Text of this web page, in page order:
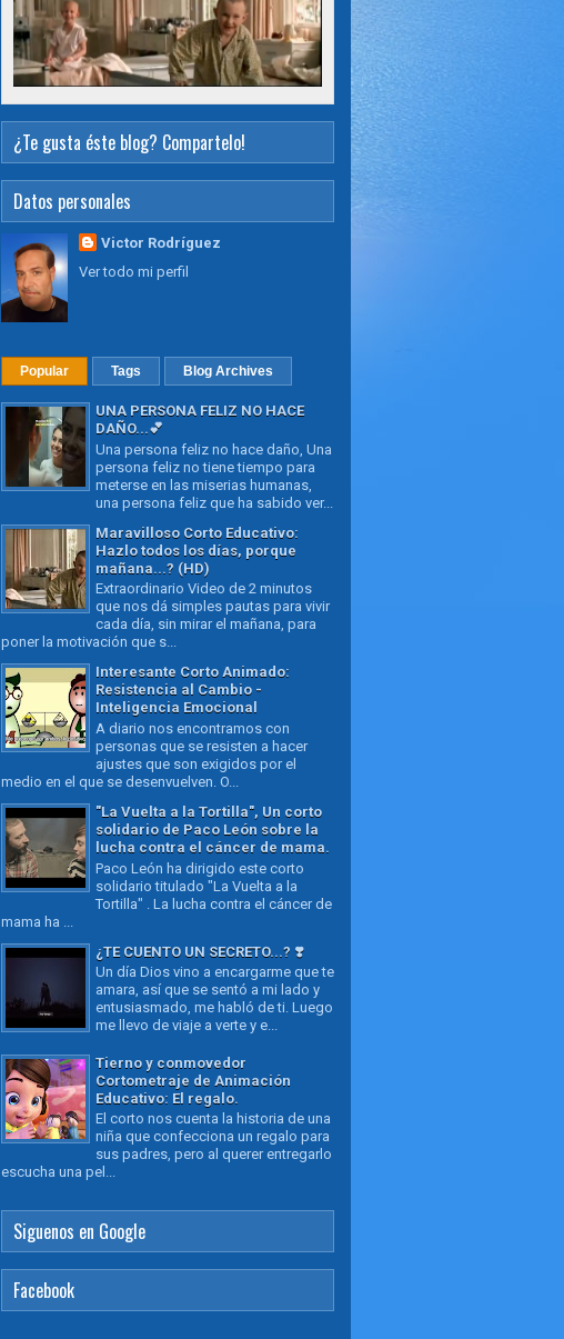
¿Te gusta éste blog? Compartelo!
Datos personales
Victor Rodríguez
Ver todo mi perfil
Popular Tags Blog Archives
UNA PERSONA FELIZ NO HACE
DAÑO...💕
Una persona feliz no hace daño, Una
persona feliz no tiene tiempo para
meterse en las miserias humanas,
una persona feliz que ha sabido ver...
Maravilloso Corto Educativo:
Hazlo todos los días, porque
mañana...? (HD)
Extraordinario Video de 2 minutos
que nos dá simples pautas para vivir
cada día, sin mirar el mañana, para
poner la motivación que s...
Interesante Corto Animado:
Resistencia al Cambio -
Inteligencia Emocional
A diario nos encontramos con
personas que se resisten a hacer
ajustes que son exigidos por el
medio en el que se desenvuelven. O...
"La Vuelta a la Tortilla", Un corto
solidario de Paco León sobre la
lucha contra el cáncer de mama.
Paco León ha dirigido este corto
solidario titulado "La Vuelta a la
Tortilla" . La lucha contra el cáncer de
mama ha ...
¿TE CUENTO UN SECRETO...? ❣️
Un día Dios vino a encargarme que te
amara, así que se sentó a mi lado y
entusiasmado, me habló de ti. Luego
me llevo de viaje a verte y e...
Tierno y conmovedor
Cortometraje de Animación
Educativo: El regalo.
El corto nos cuenta la historia de una
niña que confecciona un regalo para
sus padres, pero al querer entregarlo
escucha una pel...
Siguenos en Google
Facebook